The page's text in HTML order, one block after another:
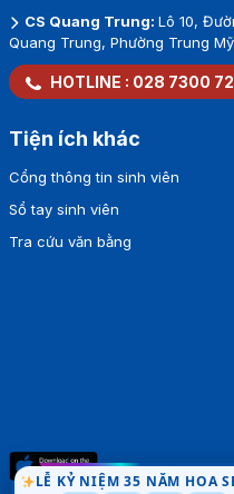
LỄ KỶ NIỆM 35 NĂM HOA
CS Quang Trung: Lô 10,
Quang Trung, Phường Trung
HOTLINE : 028 7300
Tiện ích khác
Cổng thông tin sinh viên
Sổ tay sinh viên
Tra cứu văn bằng